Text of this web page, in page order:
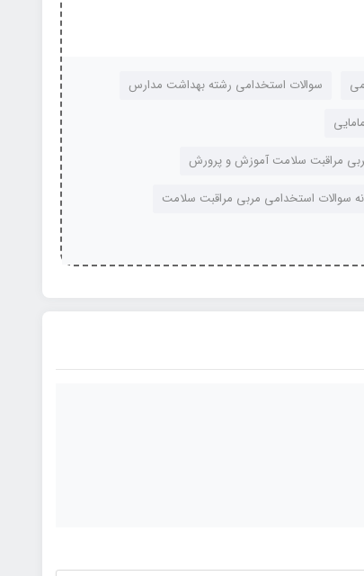
سوالات استخدامی رشته بهداشت مدارس
مراقبت سلامت آموزش و پرورش
سوالات استخدامی مربی مراقبت سلامت